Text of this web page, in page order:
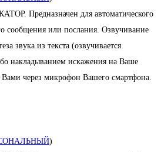
Предназначен для автоматического
сообщения или послания. Озвучивание
звука из текста (озвучивается
накладыванием искажения на Ваше
через микрофон Вашего смартфона.
)